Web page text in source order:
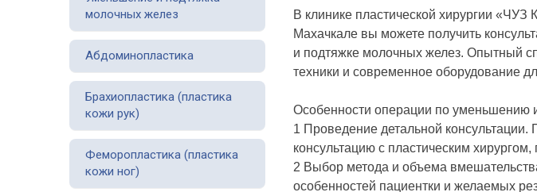
молочных желез
Абдоминопластика
Брахиопластика (пластика
кожи рук)
Феморопластика (пластика
кожи ног)
В клинике пластической хирургии
Махачкале вы можете получить
и подтяжке молочных желез. Опытный
техники и современное оборудование
Особенности операции по уменьшению
1 Проведение детальной
консультацию с пластическим
2 Выбор метода и объема
особенностей пациентки и желаемых